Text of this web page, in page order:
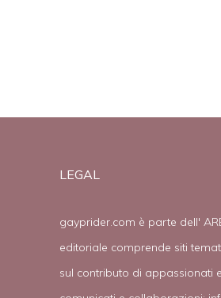
LEGAL
gayprider.com è parte dell'
editoriale comprende siti
sul contributo di appassionati